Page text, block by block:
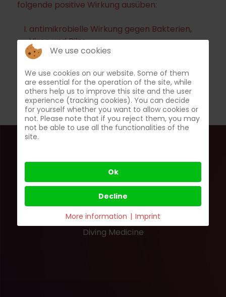
folgende positive Wirkung ausüben:
antimikrobielle Wirkung gegen Bakterien,
Viren und Pilze
durchblutungsfördernde und revitalisierende
Aktivierung des körpereigenen
Immunsystems (Abwehrkräfte)
Wichtige Links
Home
Family Medicine
Diving Medicine
We use cookies
We use cookies on our website. Some of them
are essential for the operation of the site, while
others help us to improve this site and the user
experience (tracking cookies). You can decide
for yourself whether you want to allow cookies or
not. Please note that if you reject them, you may
not be able to use all the functionalities of the
site.
Ok
Decline
More information | Imprint